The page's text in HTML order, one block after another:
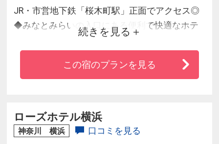
JR・市営地下鉄「桜木町駅」正面でアクセス◎
◆みなとみらいの入口にある便利で快適なホテ
◆一部の海側客室からのみなとみらいの夜景も
続きを見る
この宿のプランを見る
ローズホテル横浜
神奈川 横浜 口コミを見る